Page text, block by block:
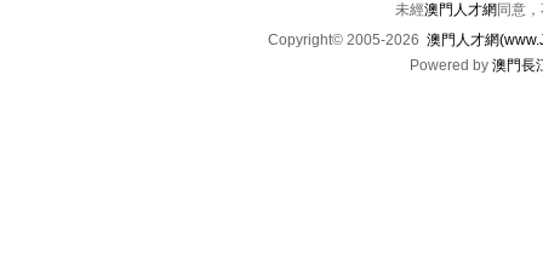
未經澳門人才網 同意
Copyright© 2005-2026 澳門人才網
Powered by 澳門長